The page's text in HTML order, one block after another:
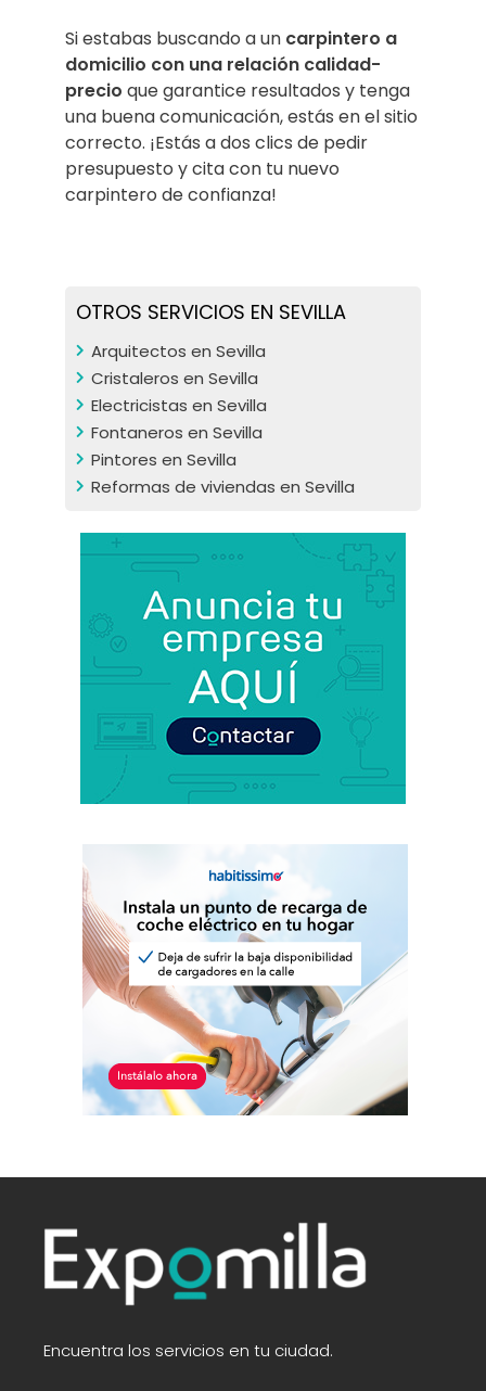
Si estabas buscando a un carpintero a
domicilio con una relación calidad-
precio que garantice resultados y tenga
una buena comunicación, estás en el sitio
correcto. ¡Estás a dos clics de pedir
presupuesto y cita con tu nuevo
carpintero de confianza!
OTROS SERVICIOS EN SEVILLA
Arquitectos en Sevilla
Cristaleros en Sevilla
Electricistas en Sevilla
Fontaneros en Sevilla
Pintores en Sevilla
Reformas de viviendas en Sevilla
Encuentra los servicios en tu ciudad.